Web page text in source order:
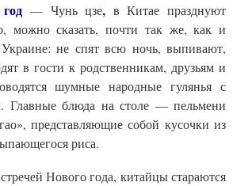
— Чунь цзе, в Китае празднуют
можно сказать, почти так же, как и
не спят всю ночь, выпивают,
в гости к родственникам, друзьям и
шумные народные гулянья с
Главные блюда на столе — пельмени
представляющие собой кусочки из
риса.
Нового года, китайцы стараются